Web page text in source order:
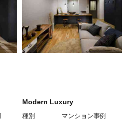
Modern Luxury
種別
マンション事例